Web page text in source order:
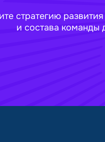
стратегию
и состава команды